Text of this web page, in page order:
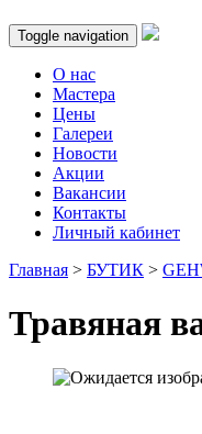
Toggle navigation
О нас
Мастера
Цены
Галереи
Новости
Акции
Вакансии
Контакты
Личный кабинет
Главная > БУТИК >
Травяная